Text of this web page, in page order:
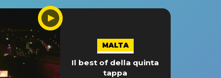
MALTA
Il best of della quinta
tappa